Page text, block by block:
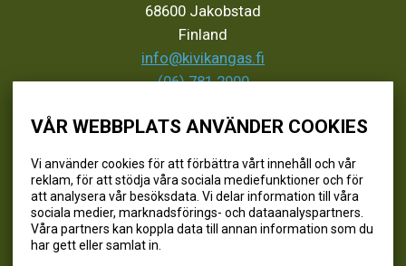
VÅR WEBBPLATS ANVÄNDER COOKIES
Vi använder cookies för att förbättra vårt innehåll och vår
reklam, för att stödja våra sociala mediefunktioner och för
att analysera vår besöksdata. Vi delar information till våra
sociala medier, marknadsförings- och dataanalyspartners.
Våra partners kan koppla data till annan information som du
har gett eller samlat in.
68600 Jakobstad
Finland
info@kivikangas.fi
(06) 781 2900
SEURAA MEITÄ
@kivikangaskalastus
@kivikangaskasvihuoneet
@kivikangas_kalastus